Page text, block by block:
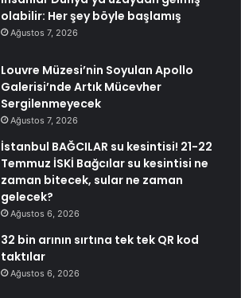
olabilir: Her şey böyle başlamış
Ağustos 7, 2026
Louvre Müzesi’nin Soyulan Apollo
Galerisi’nde Artık Mücevher
Sergilenmeyecek
Ağustos 7, 2026
İstanbul BAĞCILAR su kesintisi! 21-22
Temmuz İSKİ Bağcılar su kesintisi ne
zaman bitecek, sular ne zaman
gelecek?
Ağustos 6, 2026
32 bin arının sırtına tek tek QR kod
taktılar
Ağustos 6, 2026